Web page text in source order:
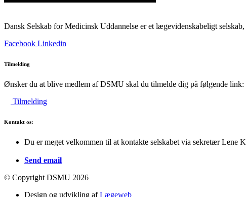
Dansk Selskab for Medicinsk Uddannelse er et lægevidenskabeligt
Facebook Linkedin
Tilmelding
Ønsker du at blive medlem af DSMU skal du tilmelde dig på følgende link:
Tilmelding
Kontakt os:
Du er meget velkommen til at kontakte selskabet via sekretær Lene
Send email
© Copyright DSMU 2026
Design og udvikling afLægeweb